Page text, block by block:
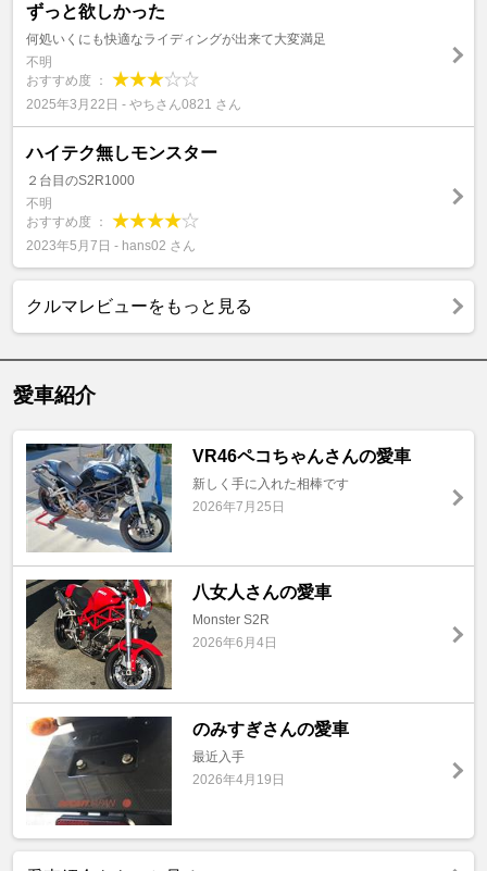
ずっと欲しかった
何処いくにも快適なライディングが出来て大変満足
不明
おすすめ度 ：
2025年3月22日 - やちさん0821 さん
ハイテク無しモンスター
２台目のS2R1000
不明
おすすめ度 ：
2023年5月7日 - hans02 さん
クルマレビューをもっと見る
愛車紹介
VR46ペコちゃんさんの愛車
新しく手に入れた相棒です
2026年7月25日
八女人さんの愛車
Monster S2R
2026年6月4日
のみすぎさんの愛車
最近入手
2026年4月19日